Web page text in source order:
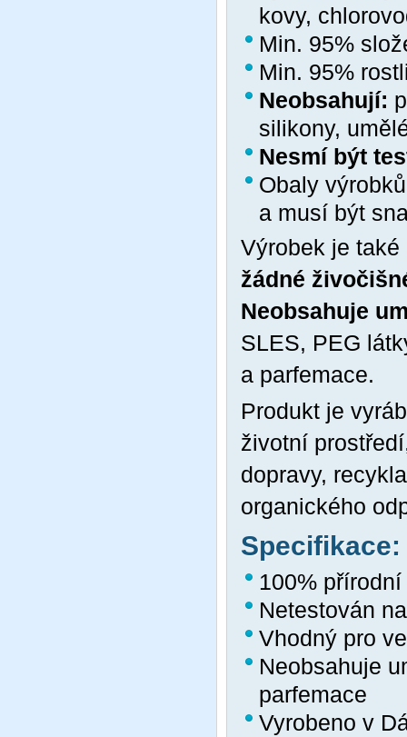
kovy,
Min. 95%
Min. 95%
Neobsahují:
silikony,
Nesmí být
Obaly
a musí být
Výrobek je
žádné
Neobsahuje
SLES, PEG
a parfemace.
Produkt je
životní
dopravy,
organického
Specifikace:
100%
Netestován
Vhodný pro
Neobsahuje
parfemace
Vyrobeno v